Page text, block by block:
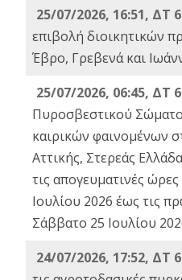
25/07/2026, 16:51, ΔΤ
επιβολή διοικητικών
Έβρο, Γρεβενά και
25/07/2026, 06:45, ΔΤ
Πυροσβεστικού
καιρικών φαινομένων
Αττικής, Στερεάς
τις απογευματινές
Ιουλίου 2026 έως τις
Σάββατο 25 Ιουλίου
24/07/2026, 17:52, ΔΤ